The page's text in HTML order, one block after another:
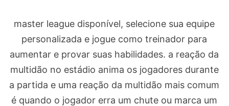
master league disponível, selecione sua equipe
personalizada e jogue como treinador para
aumentar e provar suas habilidades. a reação da
multidão no estádio anima os jogadores durante
a partida e uma reação da multidão mais comum
é quando o jogador erra um chute ou marca um